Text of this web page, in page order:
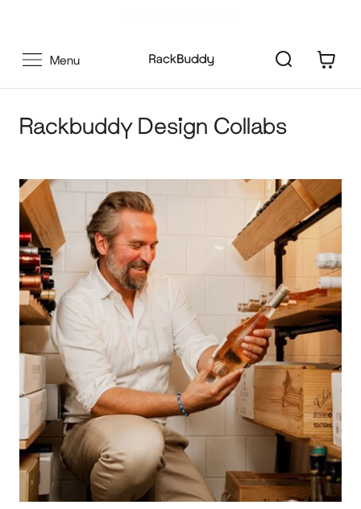
Menu
Rackbuddy Design Collabs